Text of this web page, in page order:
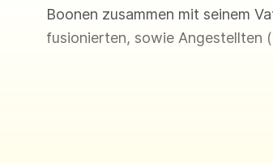
Boonen zusammen mit seinem
fusionierten, sowie Angestellten